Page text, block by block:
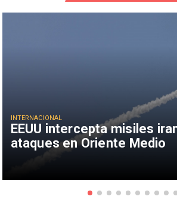
EEUU intercepta misiles
ataques en Oriente Medio
INTERNACIONAL